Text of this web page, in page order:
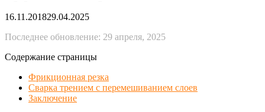
16.11.201829.04.2025
Последнее обновление: 29 апреля, 2025
Содержание страницы
Фрикционная резка
Сварка трением с перемешиванием слоев
Заключение